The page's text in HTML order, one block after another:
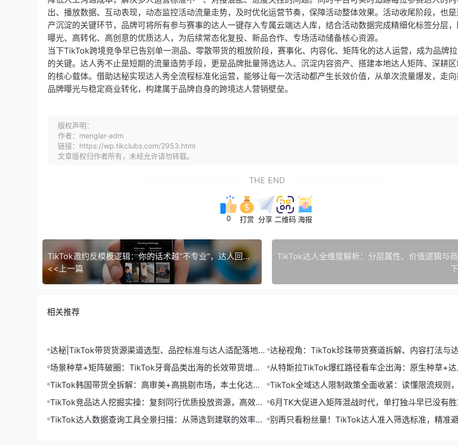
出、播放数据、互动表现，动态监控活动流量走势，及时优化运营节奏，保障活动整体效果。活动收尾阶段，也
产沉淀的关键环节，品牌可将所有参与赛事的达人一键存入专属云端达人库，结合活动数据完成精细化标签分层
曝光、高转化、高创意的优质达人，为后续常态化复投、新品合作、专场活动储备核心资源。
当下TikTok跨境竞争早已告别单一测品、零散带货的粗放阶段，赛事化、内容化、矩阵化的达人运营，成为品牌
的关键。达人秀不止是短期的流量造势手段，更是品牌批量筛选达人、沉淀内容资产、搭建本地达人矩阵、深耕
的核心载体。借助达秘实现达人秀全流程标准化运营，能够让每一次活动都产生长效价值，从单次流量爆发，走
品牌曝光与稳定商业转化，构建属于品牌自身的跨境达人营销壁垒。
版权声明：
作者：menglar-adm
链接：https://wp.tikclubs.com/2953.html
文章版权归作者所有，未经允许请勿转载。
THE END
0 打赏 分享 二维码 海报
TikTok邀约反模板逻辑：你的话术越“不专业”，达人回复率越高0
<<上一篇
相关推荐
达秘|TikTok带货货源渠道选型、品控标准与达人适配落地策
略
达秘视角：TikTok珍珠带货赛道拆解、内容打法与
化落地策略
场景种草+矩阵破圈：TikTok牙膏品类出海的长效带货增长
逻辑
从特斯拉TikTok爆红路径看车企出海：原生种草+
化运营增长新范式
TikTok韩国带货全拆解：高审美+高挑剔市场，本土化达人
种草如何精准破局
TikTok全域达人限制政策全面收紧：读懂限流规则
作踩坑风险
TikTok竞品达人挖掘实操：复刻同行优质投放资源，高效抢
占垂类流量
6月TK大促进入矩阵混战时代，单打独斗早已没有
TikTok达人数据查询工具全景扫描：从筛选到建联的效率之
别再只看粉丝量！TikTok达人准入筛选标准，精准